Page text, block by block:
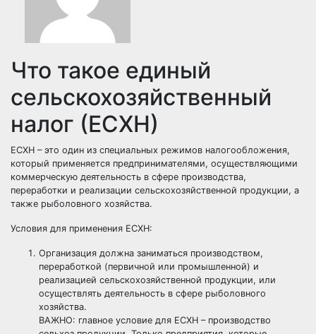
Что такое единый
сельскохозяйственный
налог (ЕСХН)
ЕСХН – это один из специальных режимов налогообложения,
который применяется предпринимателями, осуществляющими
коммерческую деятельность в сфере производства,
переработки и реализации сельскохозяйственной продукции, а
также рыболовного хозяйства.
Условия для применения ЕСХН:
Организация должна заниматься производством,
переработкой (первичной или промышленной) и
реализацией сельскохозяйственной продукции, или
осуществлять деятельность в сфере рыболовного
хозяйства.
ВАЖНО: главное условие для ЕСХН – производство